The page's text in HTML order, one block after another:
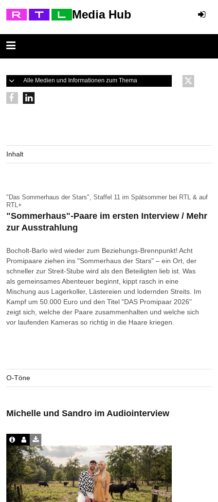
Media Hub
Alle Medien und Informationen zum Thema
Inhalt
"Das Sommerhaus der Stars", Staffel 11 im Spätsommer bei RTL & auf
RTL+
"Sommerhaus"-Paare im ersten Interview / Mehr
zur Ausstrahlung
Bocholt-Barlo wird wieder zum Beziehungs-Brennpunkt! Acht
Promipaare ziehen ins "Sommerhaus der Stars" – ein Ort, der
schneller zur Streit-Stube wird als den Beteiligten lieb ist. Was
als gemeinsames Abenteuer beginnt, kippt rasch in eine
Mischung aus Lagerkoller, Lästereien und lodernden Streits. Im
Kampf um 50.000 Euro und den Titel "DAS Promipaar 2026"
zeigt sich, welche der Paare zusammenhalten und welche sich
vor laufenden Kameras so richtig in die Haare kriegen.
O-Töne
Michelle und Sandro im Audiointerview